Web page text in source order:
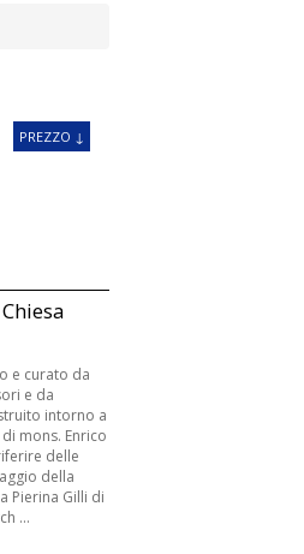
PREZZO ↓
e curato da
e da
intorno a
mons. Enrico
delle
della
Pierina Gilli di
...